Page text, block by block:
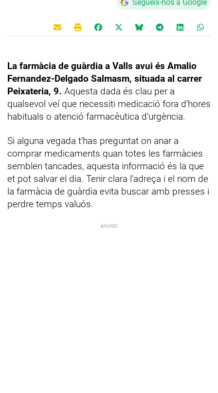
Segueix-nos a Google
La farmàcia de guàrdia a Valls avui és Amalio
Fernandez-Delgado Salmasm, situada al carrer
Peixateria, 9. Aquesta dada és clau per a
qualsevol veí que necessiti medicació fora d’hores
habituals o atenció farmacèutica d’urgència.
Si alguna vegada t’has preguntat on anar a
comprar medicaments quan totes les farmàcies
semblen tancades, aquesta informació és la que
et pot salvar el dia. Tenir clara l’adreça i el nom de
la farmàcia de guàrdia evita buscar amb presses i
perdre temps valuós.